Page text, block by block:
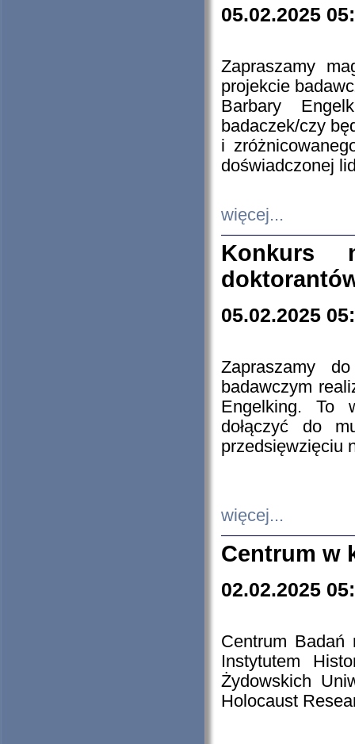
05.02.2025
Zapraszamy
projekcie
Barbary
badaczek/czy
i
doświadczonej
więcej...
Konkurs
05.02.2025
Zapraszamy
badawczym
Engelking. To
dołączyć do
przedsięwzięciu
więcej...
Centrum w
02.02.2025
Centrum Badań
Instytutem
Żydowskich
Holocaust